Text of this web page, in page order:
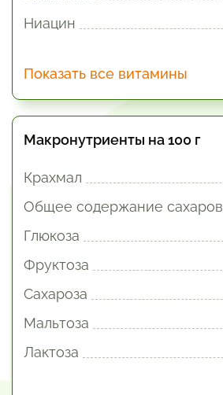
Ниацин
Показать все витамины
Макронутриенты на 100 г
Крахмал
Общее содержание сахаров
Глюкоза
Фруктоза
Сахароза
Мальтоза
Лактоза